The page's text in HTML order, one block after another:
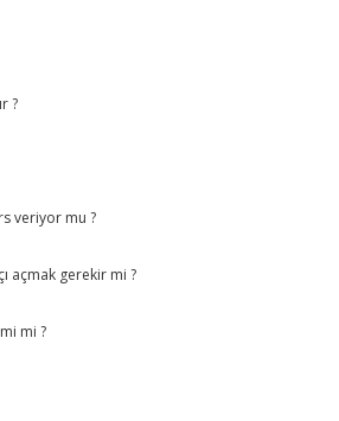
?
veriyor mu ?
açmak gerekir mi ?
mi ?